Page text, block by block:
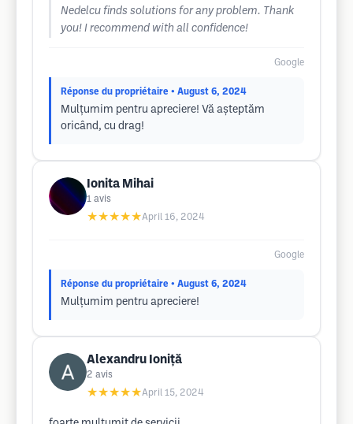
Nedelcu finds solutions for any problem. Thank
you! I recommend with all confidence!
Google
Réponse du propriétaire • August 6, 2024
Mulțumim pentru apreciere! Vă așteptăm
oricând, cu drag!
Ionita Mihai
1 avis
★★★★★April 16, 2024
Google
Réponse du propriétaire • August 6, 2024
Mulțumim pentru apreciere!
Alexandru Ioniță
2 avis
★★★★★April 15, 2024